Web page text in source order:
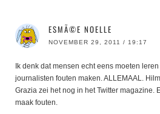
ESMÃ©E NOELLE
NOVEMBER 29, 2011 / 19:17
Ik denk dat mensen echt eens moeten
journalisten fouten maken. ALLEMAAL.
Grazia zei het nog in het Twitter magazine.
maak fouten.